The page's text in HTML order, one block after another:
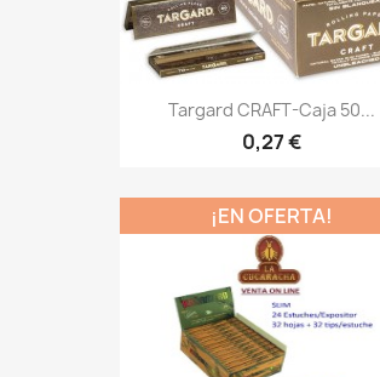
Targard CRAFT-Caja 50...
0,27 €
¡EN OFERTA!